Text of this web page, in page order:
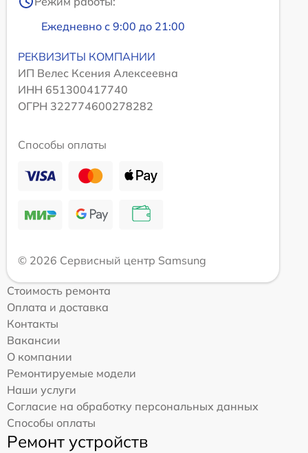
Ежедневно с 9:00 до 21:00
РЕКВИЗИТЫ КОМПАНИИ
ИП Велес Ксения Алексеевна
ИНН 651300417740
ОГРН 322774600278282
Способы оплаты
© 2026 Сервисный центр Samsung
Стоимость ремонта
Оплата и доставка
Контакты
Вакансии
О компании
Ремонтируемые модели
Наши услуги
Согласие на обработку персональных данных
Способы оплаты
Ремонт устройств